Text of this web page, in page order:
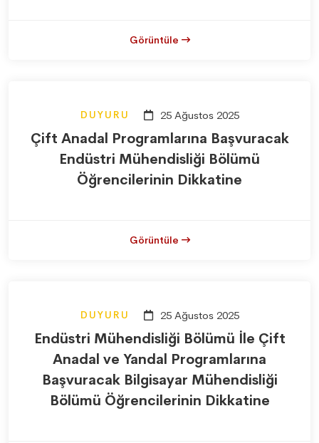
Görüntüle
DUYURU 25 Ağustos 2025
Çift Anadal Programlarına Başvuracak
Endüstri Mühendisliği Bölümü
Öğrencilerinin Dikkatine
Görüntüle
DUYURU 25 Ağustos 2025
Endüstri Mühendisliği Bölümü İle Çift
Anadal ve Yandal Programlarına
Başvuracak Bilgisayar Mühendisliği
Bölümü Öğrencilerinin Dikkatine